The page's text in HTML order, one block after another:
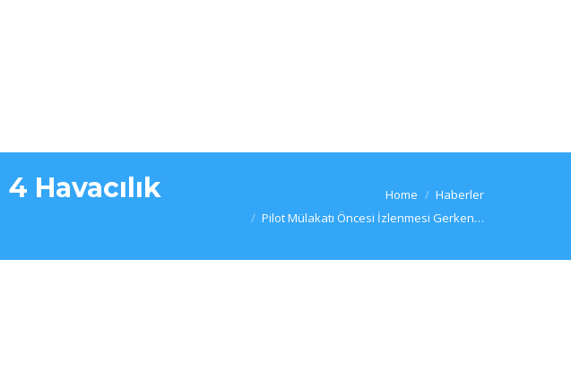
Havacılık
Home
Haberler
Pilot Mülakatı Öncesi İzlenmesi Gerken…